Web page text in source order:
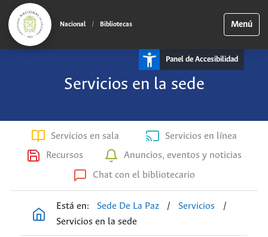
Nacional / Bibliotecas Menú
Panel de Accesibilidad
Servicios en la sede
Servicios en sala
Servicios en línea
Recursos
Anuncios, eventos y noticias
Chat con el bibliotecario
Está en: Sede De La Paz / Servicios
/
Servicios en la sede